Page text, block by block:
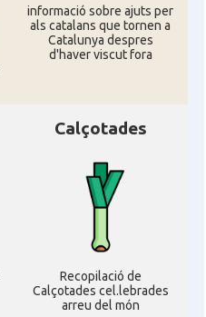
informació sobre ajuts per
als catalans que tornen a
Catalunya despres
d'haver viscut fora
Calçotades
Recopilació de
Calçotades cel.lebrades
arreu del món